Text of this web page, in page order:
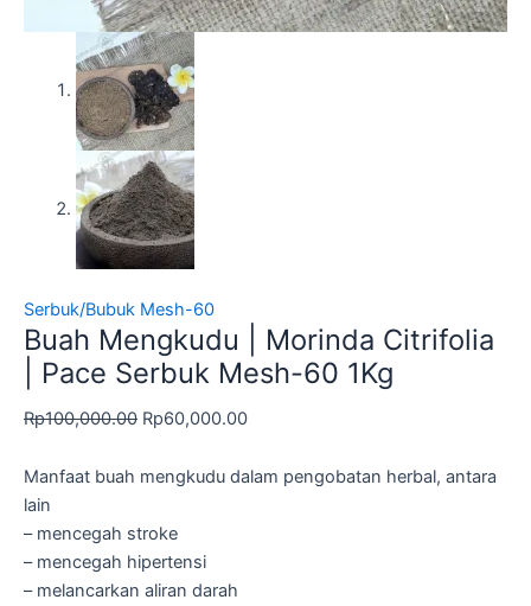
Serbuk/Bubuk Mesh-60
Buah Mengkudu | Morinda Citrifolia
| Pace Serbuk Mesh-60 1Kg
Rp100,000.00 Rp60,000.00
Manfaat buah mengkudu dalam pengobatan herbal, antara
lain
– mencegah stroke
– mencegah hipertensi
– melancarkan aliran darah